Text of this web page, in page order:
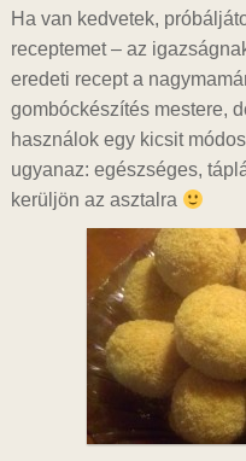
Ha van kedvetek,
receptemet – az
eredeti recept a
gombóckészítés mestere,
használok egy kicsit
ugyanaz: egészséges,
kerüljön az asztalra